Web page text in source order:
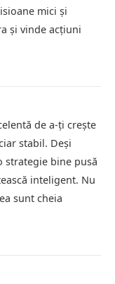
mici și
și vinde acțiuni
de a-ți crește
stabil. Deși
strategie bine pusă
inteligent. Nu
sunt cheia